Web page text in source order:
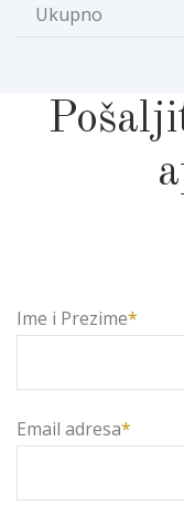
Ukupno
Ime i Prezime*
Email adresa*